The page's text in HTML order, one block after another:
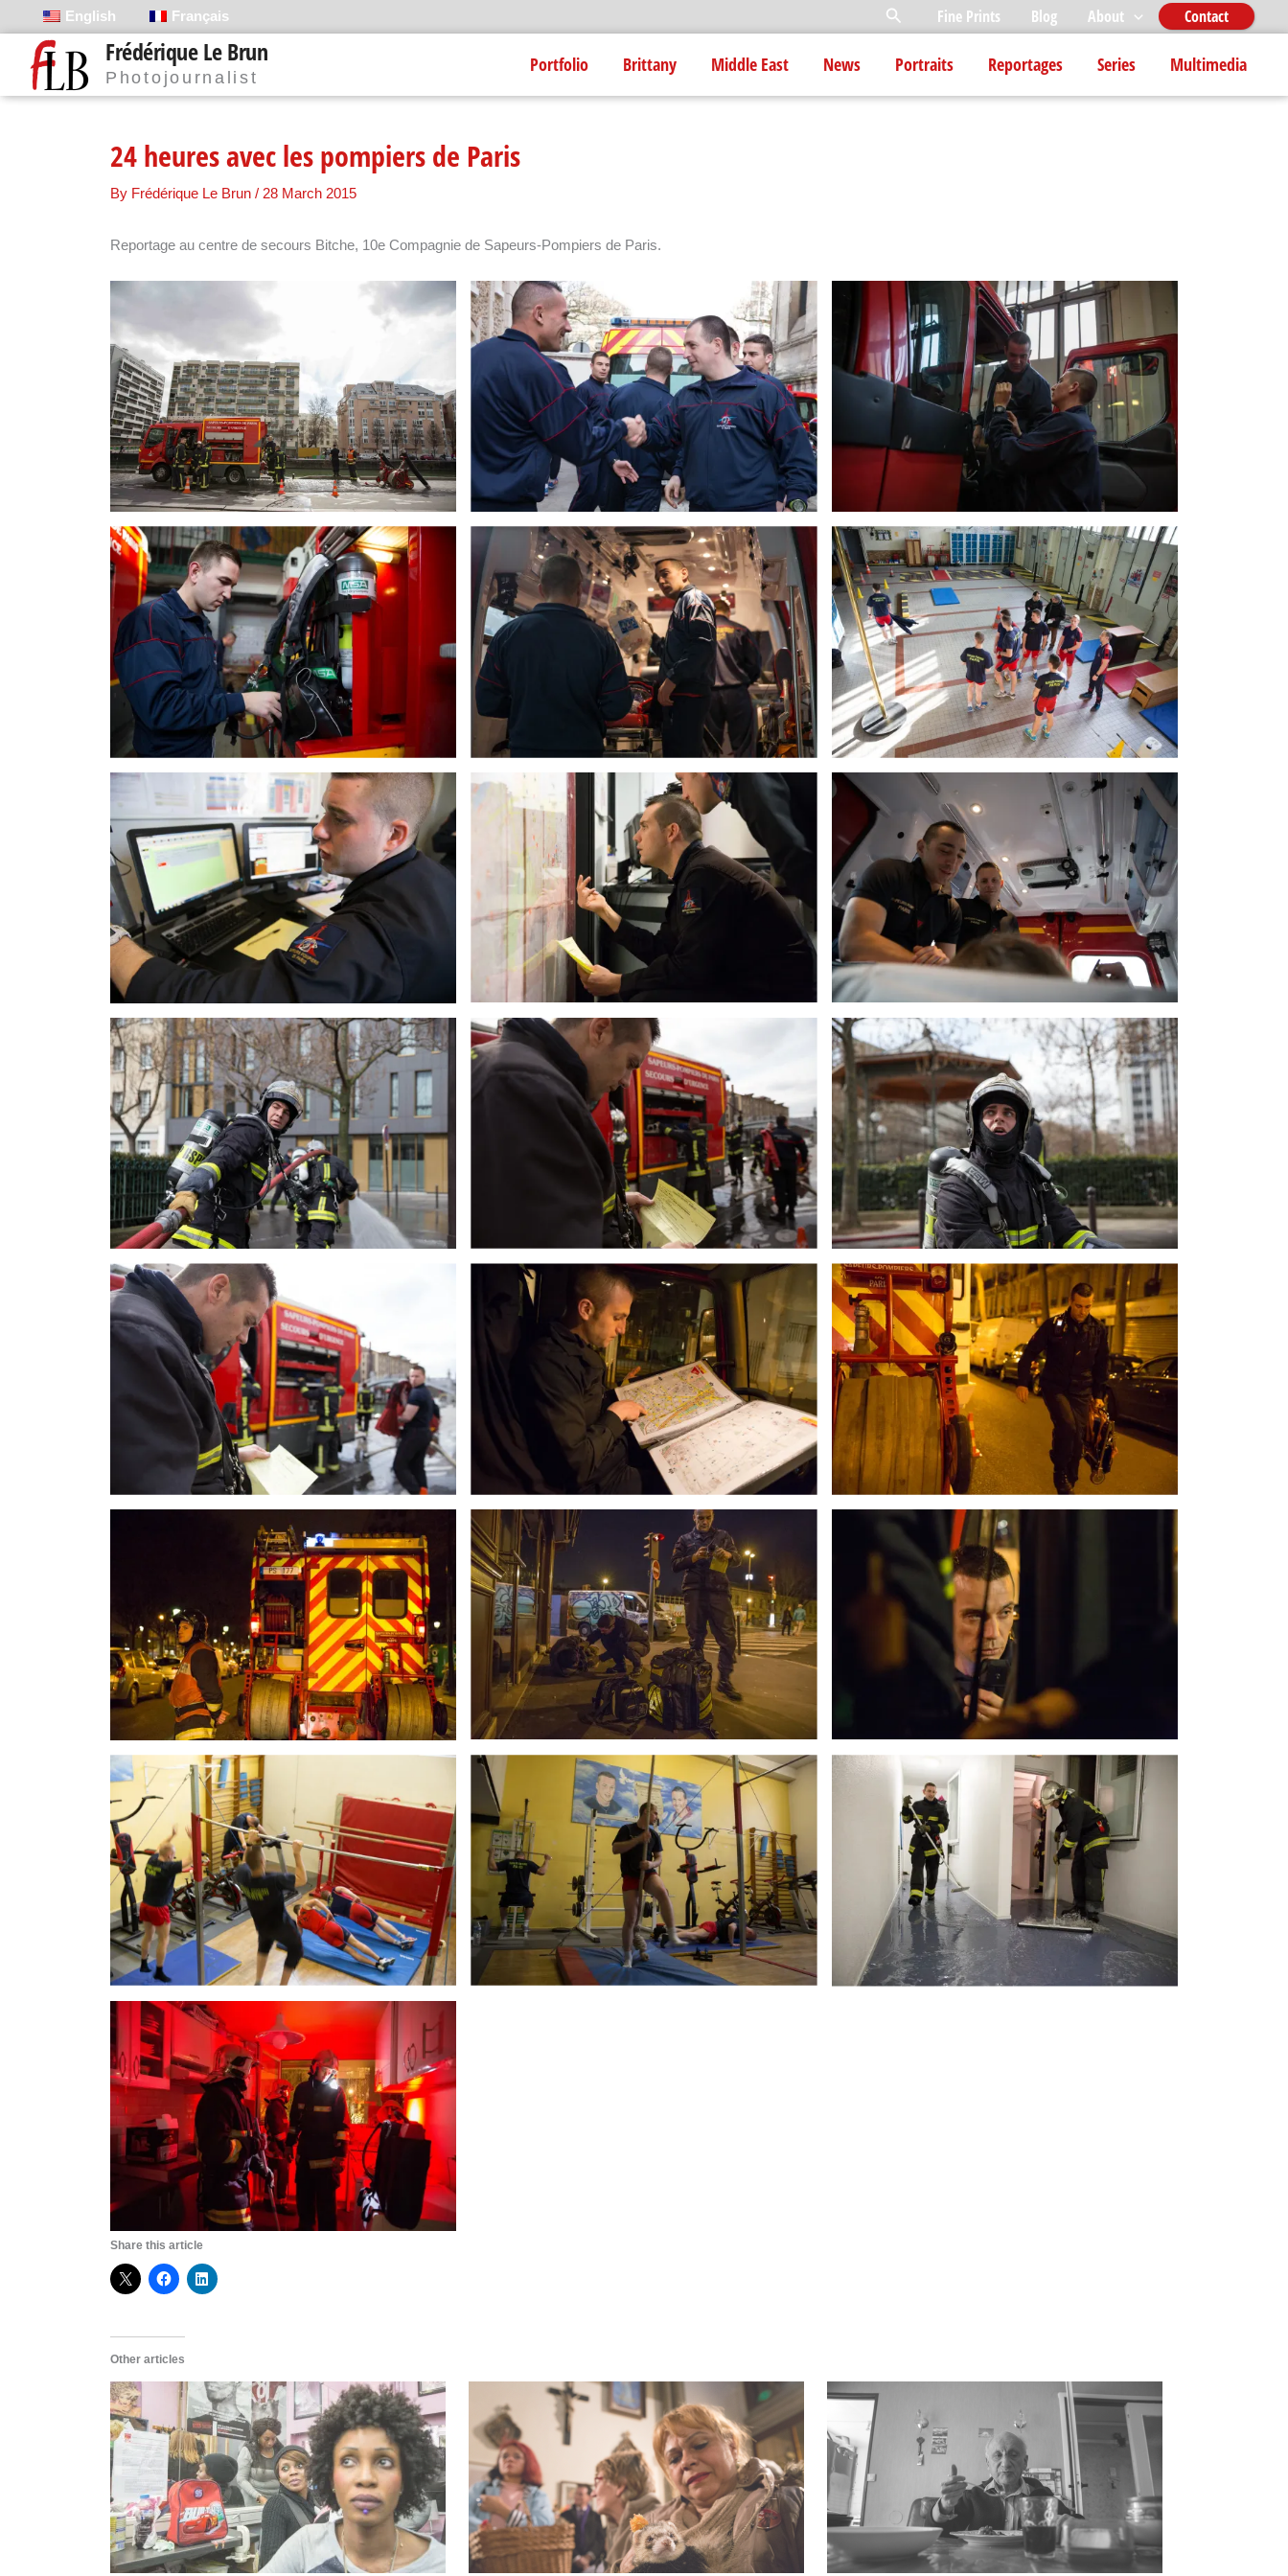
to
content
English Français SearchFine Prints Blog About Contact
Frédérique Le Brun
Photojournalist
Portfolio Brittany Middle East News Portraits Reportages Series Multimedia
24 heures avec les pompiers de Paris
By Frédérique Le Brun / 28 March 2015
Reportage au centre de secours Bitche, 10e Compagnie de Sapeurs-Pompiers de Paris.
Share this article
Other articles